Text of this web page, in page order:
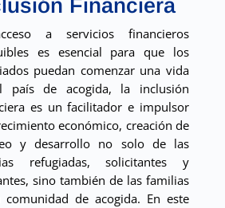
Financiera
a servicios financieros
es esencial para que los
puedan comenzar una vida
país de acogida, la inclusión
es un facilitador e impulsor
económico, creación de
y desarrollo no solo de las
refugiadas, solicitantes y
sino también de las familias
de acogida. En este